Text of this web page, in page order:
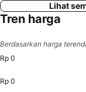
Lihat
Tren harga
Berdasarkan harga
Rp 0
Rp 0